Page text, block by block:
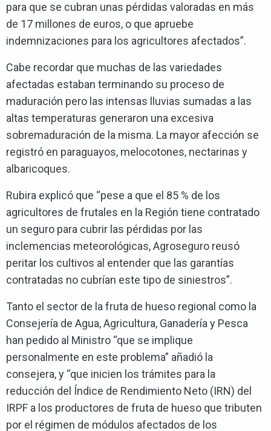
para que se cubran unas pérdidas valoradas en más
de 17 millones de euros, o que apruebe
indemnizaciones para los agricultores afectados”.
Cabe recordar que muchas de las variedades
afectadas estaban terminando su proceso de
maduración pero las intensas lluvias sumadas a las
altas temperaturas generaron una excesiva
sobremaduración de la misma. La mayor afección se
registró en paraguayos, melocotones, nectarinas y
albaricoques.
Rubira explicó que “pese a que el 85 % de los
agricultores de frutales en la Región tiene contratado
un seguro para cubrir las pérdidas por las
inclemencias meteorológicas, Agroseguro reusó
peritar los cultivos al entender que las garantías
contratadas no cubrían este tipo de siniestros”.
Tanto el sector de la fruta de hueso regional como la
Consejería de Agua, Agricultura, Ganadería y Pesca
han pedido al Ministro “que se implique
personalmente en este problema” añadió la
consejera, y “que inicien los trámites para la
reducción del Índice de Rendimiento Neto (IRN) del
IRPF a los productores de fruta de hueso que tributen
por el régimen de módulos afectados de los